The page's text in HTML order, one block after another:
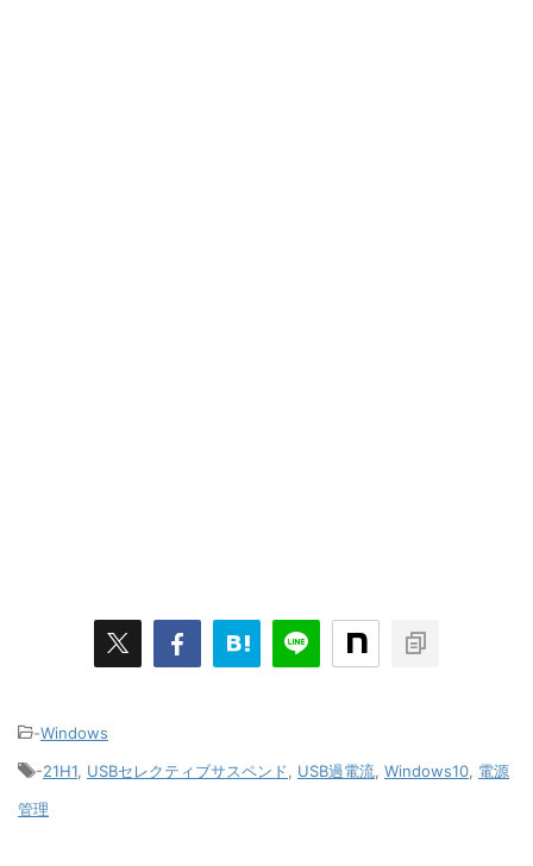
-Windows
-21H1, USBセレクティブサスペンド, USB過電流, Windows10, 電源
管理